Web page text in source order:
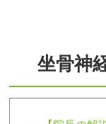
坐骨神